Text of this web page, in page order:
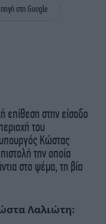
στη Google
επίθεση στην είσοδο
του
Κώστας
την οποία
στο ψέμα, τη βία
Λαλιώτη: